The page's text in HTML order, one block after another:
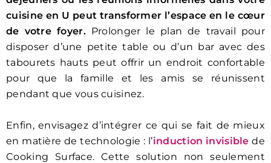
cuisine en U peut transformer l’espace en le cœur
de votre foyer.Prolonger le plan de travail pour
disposer d’une petite table ou d’un bar avec des
tabourets hauts peut offrir un endroit confortable
pour que la famille et les amis se réunissent
pendant que vous cuisinez.
Enfin, envisagez d’intégrer ce qui se fait de mieux
en matière de technologie : l’induction invisible de
Cooking Surface. Cette solution non seulement